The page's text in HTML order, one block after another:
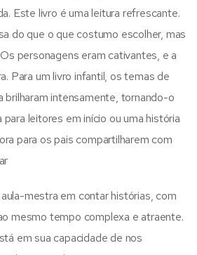
Este livro é uma leitura refrescante.
do que o que costumo escolher, mas
personagens eram cativantes, e a
Para um livro infantil, os temas de
brilharam intensamente, tornando-o
leitores em início ou uma história
para os pais compartilharem com
mestra em contar histórias, com
mesmo tempo complexa e atraente.
em sua capacidade de nos